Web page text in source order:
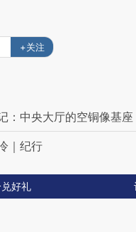
+关注
：中央大厅的空铜像基
｜纪行
好礼